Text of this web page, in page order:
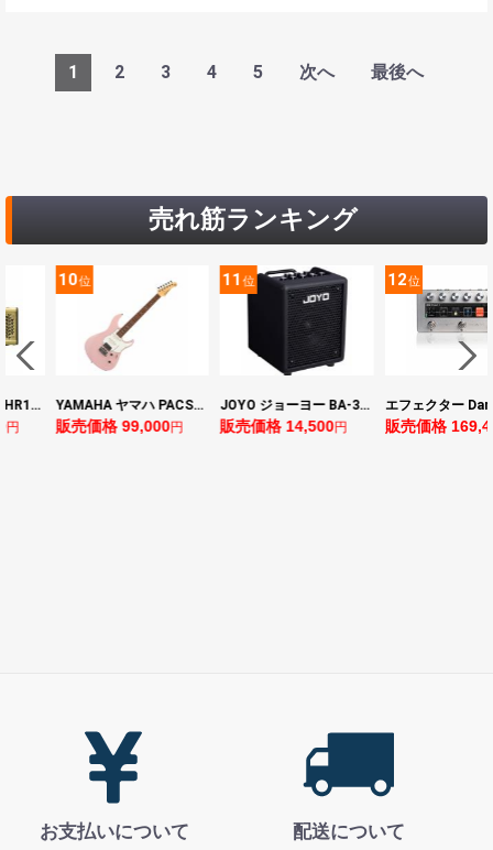
1 2 3 4 5 次へ 最後へ
売れ筋ランキング
YAMAHA ヤマハ PACS+12 ASP Pacifica Standard Plus パシフィカスタンダードプラス エレキギター
円
11位
JOYO ジョーヨー BA-30 VIBE CUBE BLK 30W 小型ベースアンプ Bluetooth+OTGオーディオI/F搭載
販売価格 14,500円
12位
エフェクター Darkglass Electronics Anagram ベースエフェクター プリアンプ ダークグラス アナグラム
販売価格 169,400円
13位
販売価格
お支払いについて 配送について